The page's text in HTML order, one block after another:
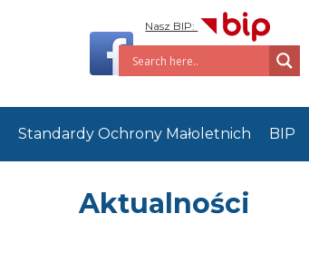
Nasz BIP:
Standardy Ochrony Małoletnich BIP
Aktualności